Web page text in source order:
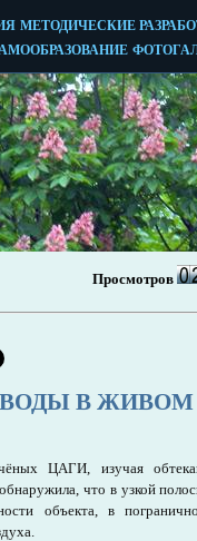
ВОДЫ В ЖИВОМ
ЦАГИ, изучая
что в узкой
объекта, в